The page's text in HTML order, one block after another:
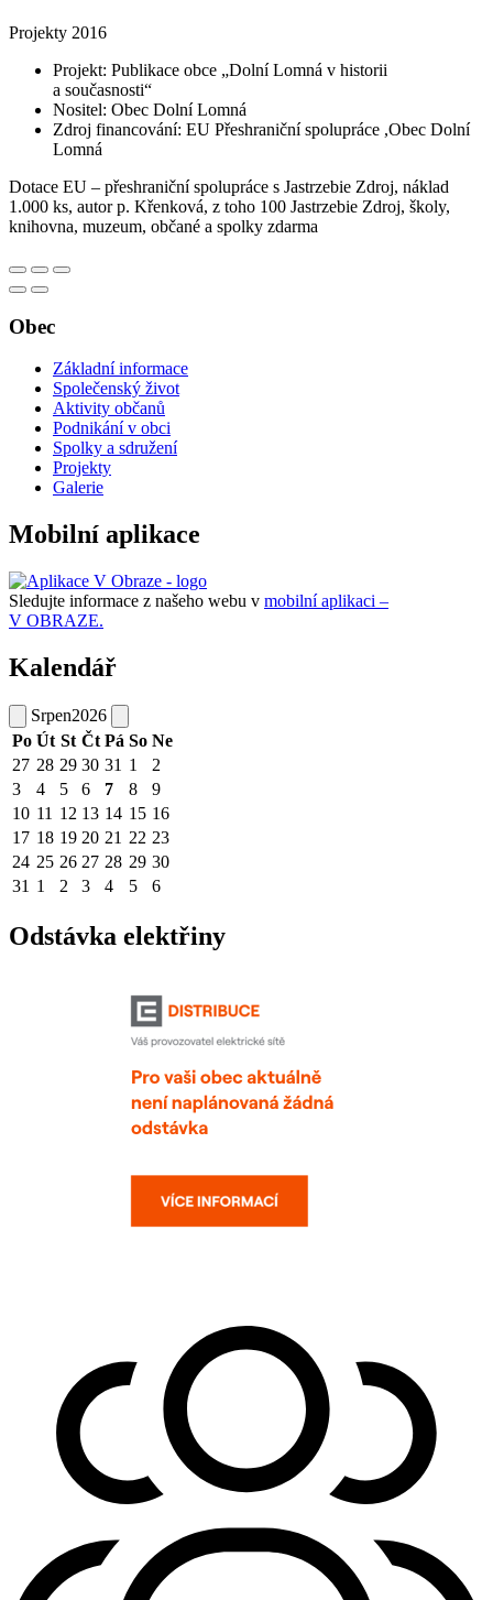
Projekty 2016
Projekt: Publikace obce „Dolní Lomná v historii
a současnosti“
Nositel: Obec Dolní Lomná
Zdroj financování: EU Přeshraniční spolupráce ,Obec Dolní
Lomná
Dotace EU – přeshraniční spolupráce s Jastrzebie Zdroj, náklad
1.000 ks, autor p. Křenková, z toho 100 Jastrzebie Zdroj, školy,
knihovna, muzeum, občané a spolky zdarma
Obec
Základní informace
Společenský život
Aktivity občanů
Podnikání v obci
Spolky a sdružení
Projekty
Galerie
Mobilní aplikace
Sledujte informace z našeho webu v mobilní aplikaci –
V OBRAZE.
Kalendář
Srpen2026
Po Út St Čt Pá So Ne
27 28 29 30 31 1
2
3
4 5 6 7 8
9
10 11 12 13 14 15 16
17 18 19 20 21 22 23
24 25 26 27 28 29 30
31 1 2 3 4 5 6
Odstávka elektřiny